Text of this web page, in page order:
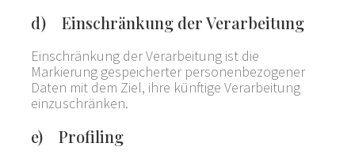
d) Einschränkung der Verarbeitung
Einschränkung der Verarbeitung ist die
Markierung gespeicherter personenbezogener
Daten mit dem Ziel, ihre künftige Verarbeitung
einzuschränken.
e) Profiling